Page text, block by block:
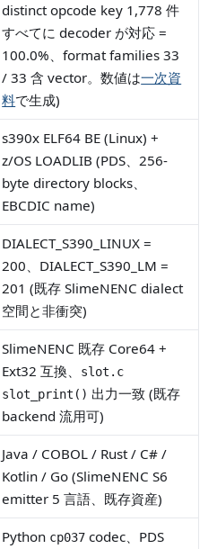
distinct opcode key 1,778 件
すべてに decoder が対応 =
100.0%、format families 33
/ 33 含 vector。数値は一次資
料で生成)
s390x ELF64 BE (Linux) +
z/OS LOADLIB (PDS、256-
byte directory blocks、
EBCDIC name)
DIALECT_S390_LINUX =
200、DIALECT_S390_LM =
201 (既存 SlimeNENC dialect
空間と非衝突)
SlimeNENC 既存 Core64 +
Ext32 互換、
slot.c
slot_print() 出力一致 (既存
backend 流用可)
Java / COBOL / Rust / C# /
Kotlin / Go (SlimeNENC S6
emitter 5 言語、既存資産)
Python cp037 codec、PDS